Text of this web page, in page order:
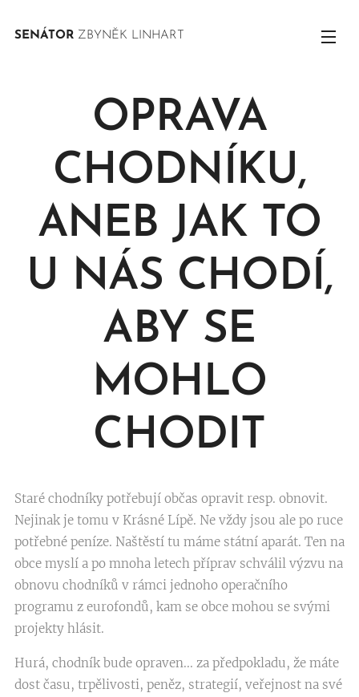
SENÁTOR ZBYNĚK LINHART
OPRAVA
CHODNÍKU,
ANEB JAK TO
U NÁS CHODÍ,
ABY SE
MOHLO
CHODIT
Staré chodníky potřebují občas opravit resp. obnovit.
Nejinak je tomu v Krásné Lípě. Ne vždy jsou ale po ruce
potřebné peníze. Naštěstí tu máme státní aparát. Ten na
obce myslí a po mnoha letech příprav schválil výzvu na
obnovu chodníků v rámci jednoho operačního
programu z eurofondů, kam se obce mohou se svými
projekty hlásit.
Hurá, chodník bude opraven... za předpokladu, že máte
dost času, trpělivosti, peněz, strategií, veřejnost na své